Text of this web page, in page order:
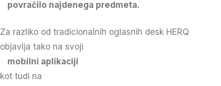
povračilo najdenega predmeta.
Za razliko od tradicionalnih oglasnih desk HERQ
objavlja tako na svoji
mobilni aplikaciji
kot tudi na